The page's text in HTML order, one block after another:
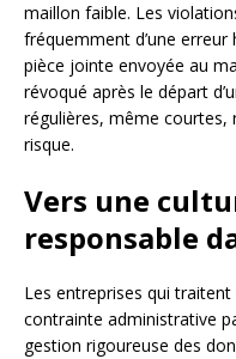
maillon faible. Les
fréquemment d’une
pièce jointe envoyée au
révoqué après le départ
régulières, même courtes,
risque.
Vers une
responsable
Les entreprises qui
contrainte administrative
gestion rigoureuse des